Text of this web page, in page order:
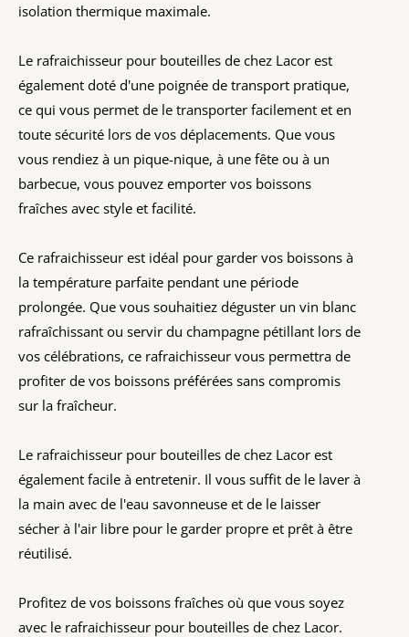
isolation thermique maximale.
Le rafraichisseur pour bouteilles de chez Lacor est
également doté d'une poignée de transport pratique,
ce qui vous permet de le transporter facilement et en
toute sécurité lors de vos déplacements. Que vous
vous rendiez à un pique-nique, à une fête ou à un
barbecue, vous pouvez emporter vos boissons
fraîches avec style et facilité.
Ce rafraichisseur est idéal pour garder vos boissons à
la température parfaite pendant une période
prolongée. Que vous souhaitiez déguster un vin blanc
rafraîchissant ou servir du champagne pétillant lors de
vos célébrations, ce rafraichisseur vous permettra de
profiter de vos boissons préférées sans compromis
sur la fraîcheur.
Le rafraichisseur pour bouteilles de chez Lacor est
également facile à entretenir. Il vous suffit de le laver à
la main avec de l'eau savonneuse et de le laisser
sécher à l'air libre pour le garder propre et prêt à être
réutilisé.
Profitez de vos boissons fraîches où que vous soyez
avec le rafraichisseur pour bouteilles de chez Lacor.